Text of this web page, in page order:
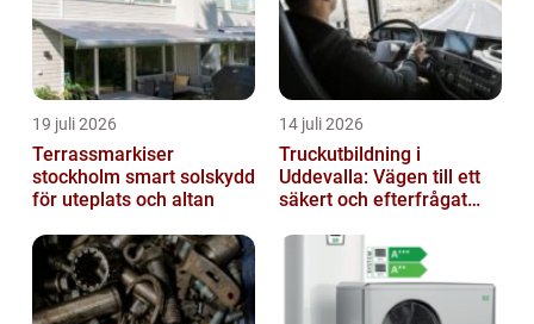
19 juli 2026
Terrassmarkiser
stockholm smart solskydd
för uteplats och altan
14 juli 2026
Truckutbildning i
Uddevalla: Vägen till ett
säkert och efterfrågat